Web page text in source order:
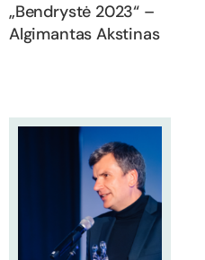
„Bendrystė 2023“ –
Algimantas Akstinas